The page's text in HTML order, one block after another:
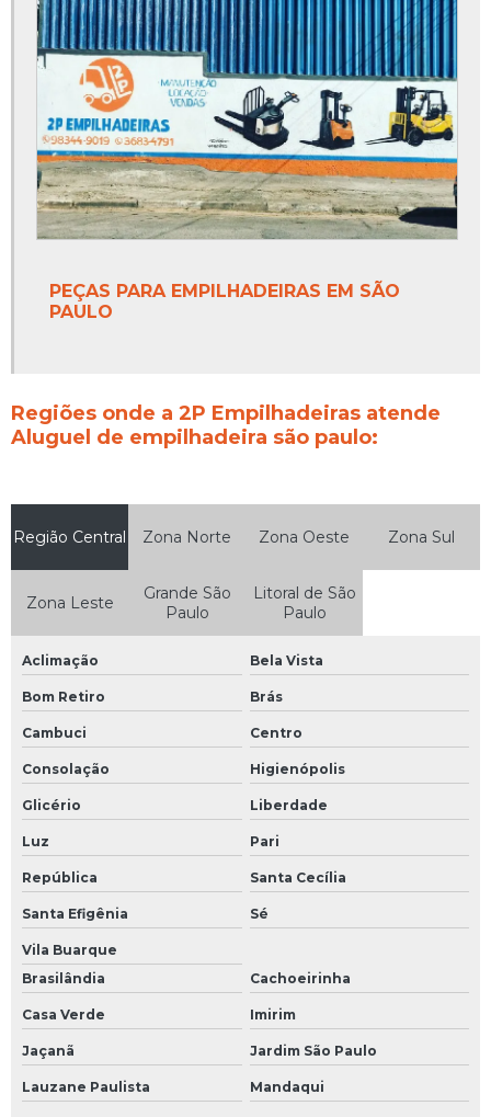
PEÇAS PARA EMPILHADEIRAS EM SÃO
PAULO
Regiões onde a 2P Empilhadeiras atende
Aluguel de empilhadeira são paulo:
Região Central Zona Norte Zona Oeste Zona Sul
Zona Leste
Grande São
Paulo
Litoral de São
Paulo
Aclimação Bela Vista
Bom Retiro Brás
Cambuci Centro
Consolação Higienópolis
Glicério Liberdade
Luz Pari
República Santa Cecília
Santa Efigênia Sé
Vila Buarque
Brasilândia
Cachoeirinha
Casa Verde Imirim
Jaçanã Jardim São Paulo
Lauzane Paulista Mandaqui